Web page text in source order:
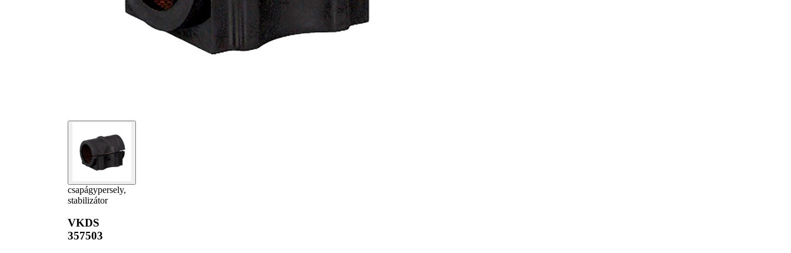
csapágypersely,
stabilizátor
VKDS
357503